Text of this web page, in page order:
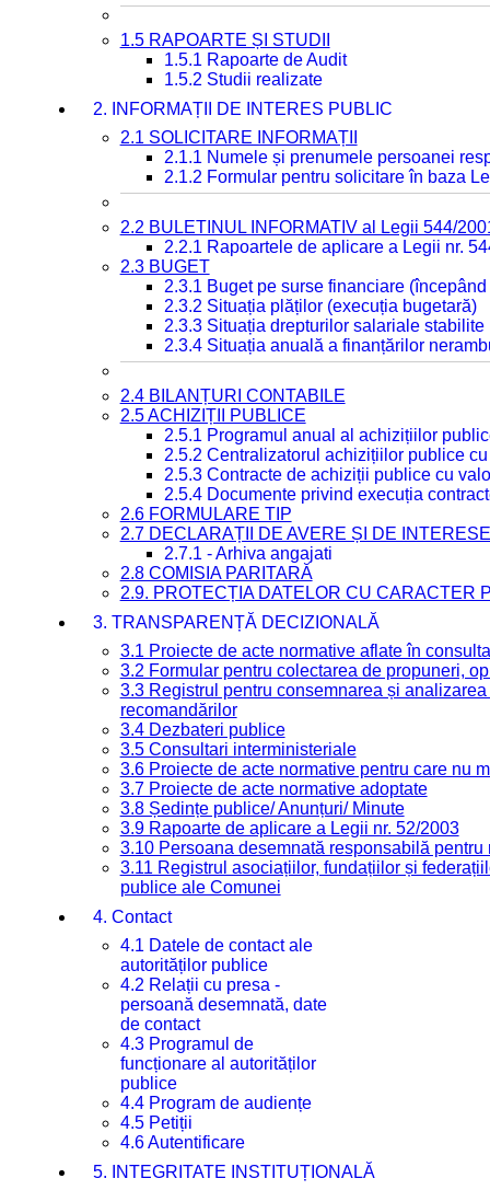
1.5 RAPOARTE ȘI STUDII
1.5.1 Rapoarte de Audit
1.5.2 Studii realizate
2. INFORMAȚII DE INTERES PUBLIC
2.1 SOLICITARE INFORMAȚII
2.1.1 Numele și prenumele persoanei
2.1.2 Formular pentru solicitare în baza
2.2 BULETINUL INFORMATIV al Legii 544/
2.2.1 Rapoartele de aplicare a Legii nr.
2.3 BUGET
2.3.1 Buget pe surse financiare
2.3.2 Situația plăților (execuția bugetară)
2.3.3 Situația drepturilor salariale
2.3.4 Situația anuală a finanțărilor
2.4 BILANȚURI CONTABILE
2.5 ACHIZIȚII PUBLICE
2.5.1 Programul anual al achizițiilor
2.5.2 Centralizatorul achizițiilor publice
2.5.3 Contracte de achiziții publice cu
2.5.4 Documente privind execuția
2.6 FORMULARE TIP
2.7 DECLARAȚII DE AVERE ȘI DE INTERESE
2.7.1 - Arhiva angajati
2.8 COMISIA PARITARĂ
2.9. PROTECȚIA DATELOR CU CARACTER
3. TRANSPARENȚĂ DECIZIONALĂ
3.1 Proiecte de acte normative aflate în
3.2 Formular pentru colectarea de propuneri,
3.3 Registrul pentru consemnarea și
recomandărilor
3.4 Dezbateri publice
3.5 Consultari interministeriale
3.6 Proiecte de acte normative pentru care nu
3.7 Proiecte de acte normative adoptate
3.8 Ședințe publice/ Anunțuri/ Minute
3.9 Rapoarte de aplicare a Legii nr. 52/2003
3.10 Persoana desemnată responsabilă
3.11 Registrul asociațiilor, fundațiilor și
publice ale Comunei
4. Contact
4.1 Datele de contact ale
autorităților publice
4.2 Relații cu presa -
persoană desemnată, date
de contact
4.3 Programul de
funcționare al autorităților
publice
4.4 Program de audiențe
4.5 Petiții
4.6 Autentificare
5. INTEGRITATE INSTITUȚIONALĂ